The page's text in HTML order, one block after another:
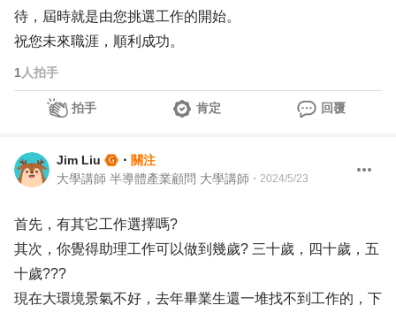
待，屆時就是由您挑選工作的開始。
祝您未來職涯，順利成功。
1 人拍手
拍手 肯定 回覆
Jim Liu ・ 關注
大學講師 半導體產業顧問 大學講師 ・ 2024/5/23
首先，有其它工作選擇嗎?
其次，你覺得助理工作可以做到幾歲? 三十歲，四十歲，五
十歲???
現在大環境景氣不好，去年畢業生還一堆找不到工作的，下